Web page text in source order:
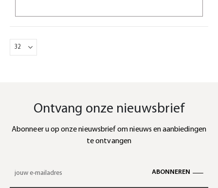
Ontvang onze nieuwsbrief
Abonneer u op onze nieuwsbrief om nieuws en aanbiedingen
te ontvangen
ABONNEREN